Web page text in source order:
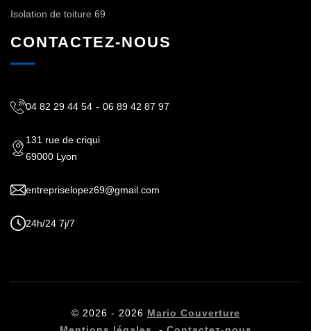
Isolation de toiture 69
CONTACTEZ-NOUS
04 82 29 44 54 - 06 89 42 87 97
131 rue de criqui
69000 Lyon
entrepriselopez69@gmail.com
24h/24 7j/7
© 2026 - 2026 Mario Couverture